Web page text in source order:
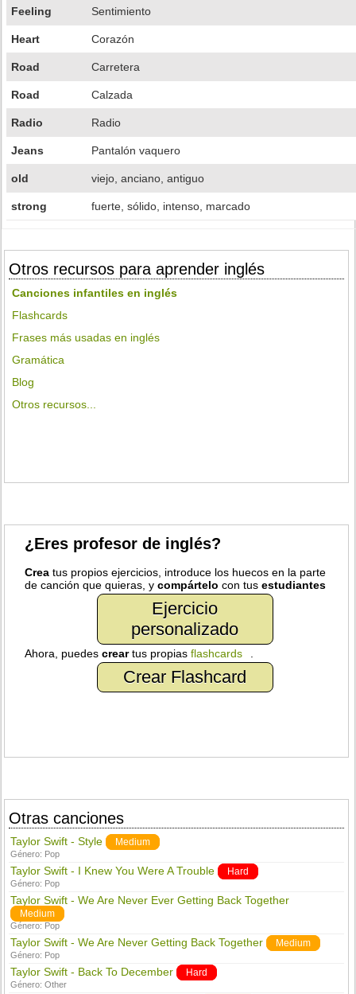
Feeling Sentimiento
Heart Corazón
Road Carretera
Road Calzada
Radio Radio
Jeans Pantalón vaquero
old viejo, anciano, antiguo
strong fuerte, sólido, intenso, marcado
Otros recursos para aprender inglés
Canciones infantiles en inglés
Flashcards
Frases más usadas en inglés
Gramática
Blog
Otros recursos...
¿Eres profesor de inglés?
Crea tus propios ejercicios, introduce los huecos en la parte
de canción que quieras, ycompártelo con tusestudiantes
Ejercicio
personalizado
Ahora, puedescreartus propiasflashcards
Crear Flashcard
Otras canciones
Taylor Swift - Style Medium
Género: Pop
Taylor Swift - I Knew You Were A Trouble Hard
Género: Pop
Taylor Swift - We Are Never Ever Getting Back Together
Medium
Género: Pop
Taylor Swift - We Are Never Getting Back Together Medium
Género: Pop
Taylor Swift - Back To December Hard
Género:Other